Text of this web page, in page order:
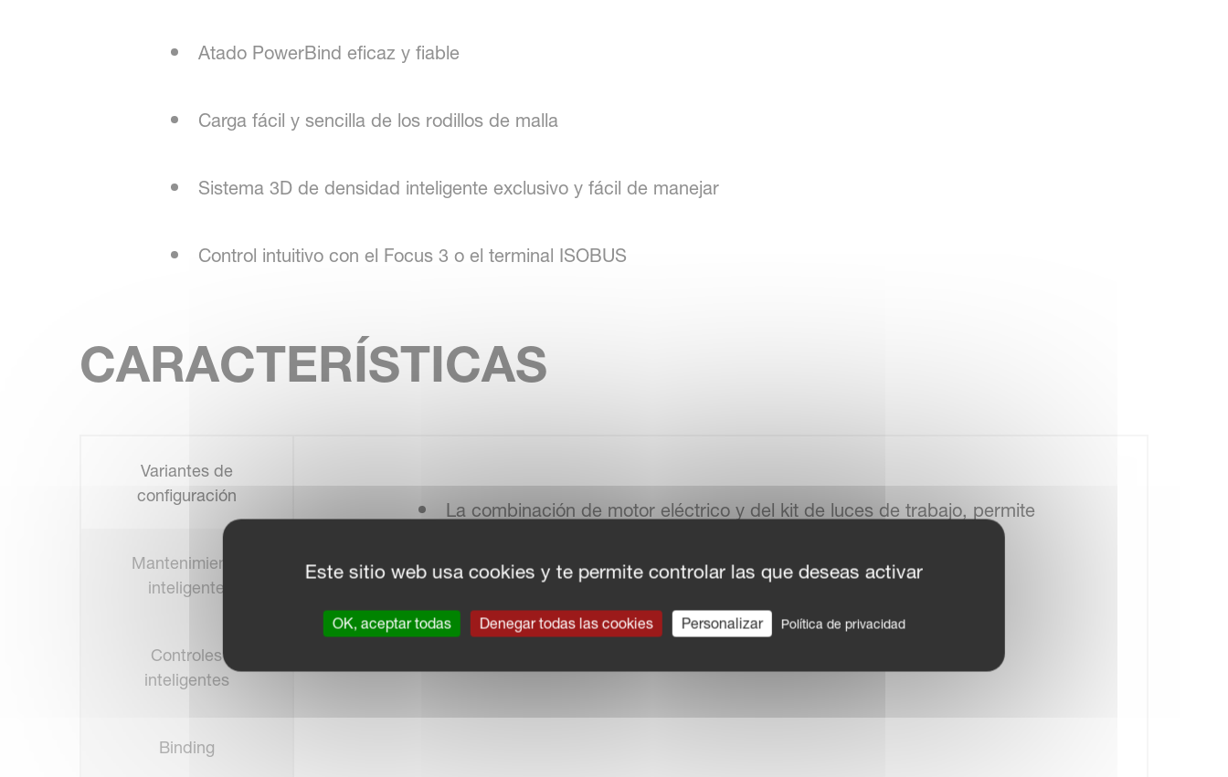
Atado PowerBind eficaz y fiable
Carga fácil y sencilla de los rodillos de malla
Sistema 3D de densidad inteligente exclusivo y fácil de manejar
Control intuitivo con el Focus 3 o el terminal ISOBUS
CARACTERÍSTICAS
Variantes de
configuración
Mantenimiento
inteligente
Controles
inteligentes
Binding
La combinación de motor eléctrico y del kit de luces de trabajo, permite
fácilmente la máquina incluso durante jornadas largas.
Este sitio web usa cookies y te permite controlar las que deseas activar
OK, aceptar todas Denegar todas las cookies Personalizar Política de privacidad